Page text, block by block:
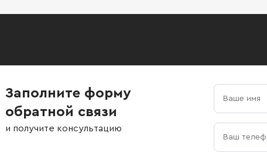
Заполните форму
обратной связи
и получите консультацию